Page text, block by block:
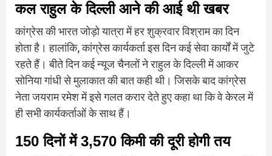
कल राहुल के दिल्ली आने की आई थी खबर
कांग्रेस की भारत जोड़ो यात्रा में हर शुक्रवार विश्राम का दिन
होता है। हालांकि, कांग्रेस कार्यकर्ता इस दिन कई सेवा कार्यों में जुटे
रहते हैं। बीते दिन कई न्यूज चैनलों ने राहुल के दिल्ली में आकर
सोनिया गांधी से मुलाकात की बात कही थी। जिसके बाद कांग्रेस
नेता जयराम रमेश में इसे गलत करार देते हुए कहा था कि वे केरल में
ही सभी कार्यकर्ताओं के साथ हैं।
150 दिनों में 3,570 किमी की दूरी होगी तय